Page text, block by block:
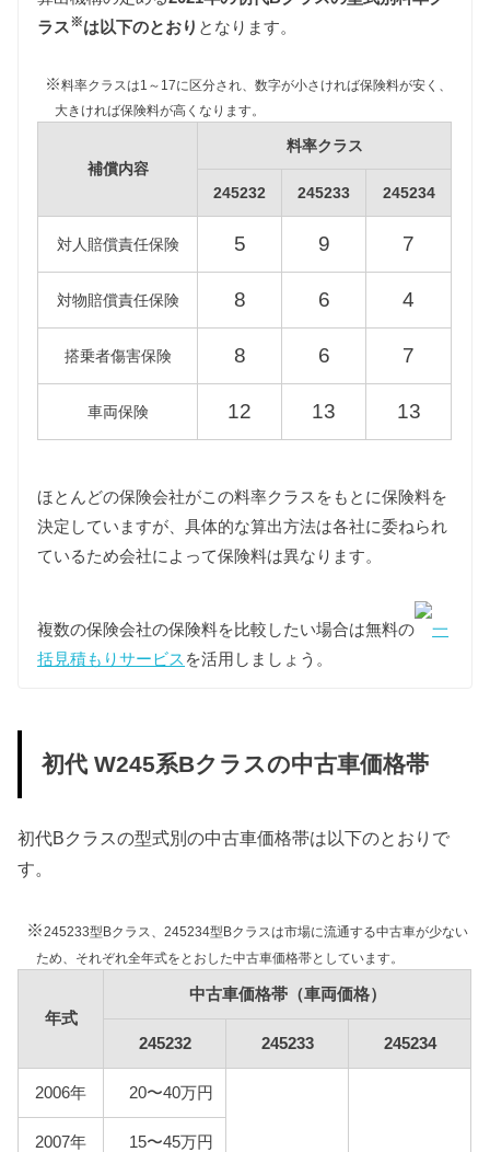
スはすべて同じ課税クラス（1500〜2000cc）に該当
また新車登録後13年が経過している一部の初代Bクラ
スは環境負荷の観点から自動車税が約15%増額され
ますが、維持費は標準税額をもとに算出していま
型式 標準税額 13年経過
245233
245234
重量税
スはすべて同じ課税クラス（1000〜1500kg）に該当
します。
また環境負荷の観点から新車登録後13年が経過した
初代Bクラスの重量税は約40%増額されますが、維持
型式 標準税額
12,300円 17,100円
検費用を50,000円としています。
自賠責
初代Bクラスは自家用乗用車に該当しますので、自賠
責の金額は10,775円となります。
年間10,000km走行、ハイオク1Lあたり140円を前提
料と想定実燃費をもとに燃料代を算出しています。
ラス※は以下のとおり となります。
※料率クラスは1～17に区分され、数字が小さければ保険料が安く、
大きければ保険料が高くなります。
補償内容
料率クラス
245232 245233 245234
対人賠償責任保険 5 9 7
対物賠償責任保険 8 6 4
搭乗者傷害保険 8 6 7
車両保険 12 13 13
ほとんどの保険会社がこの料率クラスをもとに保険料を
決定していますが、具体的な算出方法は各社に委ねられ
ているため会社によって保険料は異なります。
複数の保険会社の保険料を比較したい場合は無料の
一
括見積もりサービス を活用しましょう。
初代 W245系Bクラスの中古車価格帯
初代Bクラスの型式別の中古車価格帯は以下のとおりで
す。
※245233型Bクラス、245234型Bクラスは市場に流通する中古車が少ない
ため、それぞれ全年式をとおした中古車価格帯としています。
年式
中古車価格帯（車両価格）
245232 245233 245234
2006年 20〜40万円
2007年 15〜45万円